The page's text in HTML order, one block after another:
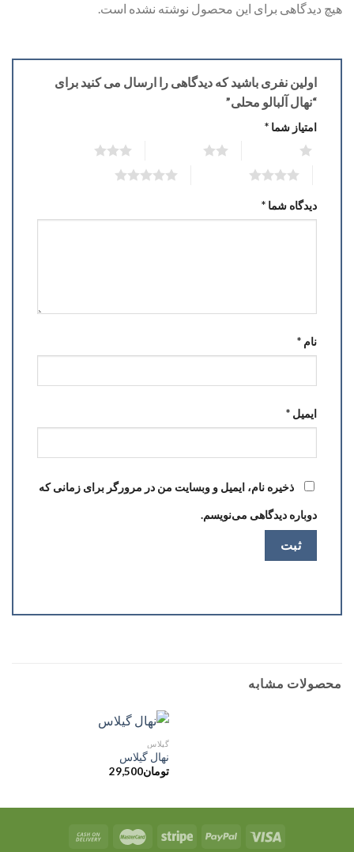
هیچ دیدگاهی برای این محصول نوشته نشده است.
اولین نفری باشید که دیدگاهی را ارسال می کنید برای
“نهال آلبالو محلی”
امتیاز شما *
دیدگاه شما *
نام *
ایمیل *
ذخیره نام، ایمیل و وبسایت من در مرورگر برای زمانی که
دوباره دیدگاهی می‌نویسم.
محصولات مشابه
گیلاس
نهال گیلاس
تومان29,500